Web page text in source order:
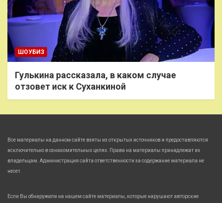
ШОУБИЗ
Гулькина рассказала, в каком случае
отзовет иск к Суханкиной
Все материалы на данном сайте взяты из открытых источников и предоставляются
исключительно в ознакомительных целях. Права на материалы принадлежат их
владельцам. Администрация сайта ответственности за содержание материала не
несет.
Если Вы обнаружили на нашем сайте материалы, которые нарушают авторские